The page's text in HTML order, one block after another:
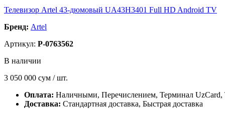
Телевизор Artel 43-дюмовый UA43H3401 Full HD Android TV
Бренд: Artel
Артикул: P-0763562
В наличии
3 050 000 сум / шт.
Оплата: Наличными, Перечислением, Терминал
Доставка: Стандартная доставка, Быстрая доставка